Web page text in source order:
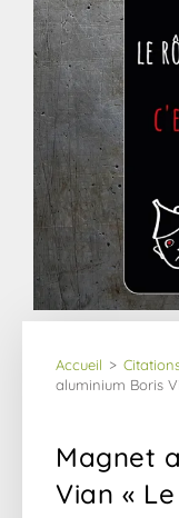
Accueil >
aluminium Boris
Magnet
Vian «